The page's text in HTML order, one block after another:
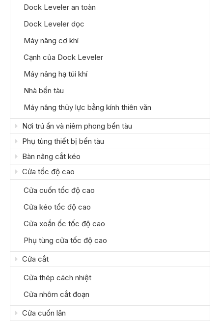
Dock Leveler an toàn
Dock Leveler dọc
Máy nâng cơ khí
Cạnh của Dock Leveler
Máy nâng hạ túi khí
Nhà bến tàu
Máy nâng thủy lực bằng kính thiên văn
Nơi trú ẩn và niêm phong bến tàu
Phụ tùng thiết bị bến tàu
Bàn nâng cắt kéo
Cửa tốc độ cao
Cửa cuốn tốc độ cao
Cửa kéo tốc độ cao
Cửa xoắn ốc tốc độ cao
Phụ tùng cửa tốc độ cao
Cửa cắt
Cửa thép cách nhiệt
Cửa nhôm cắt đoạn
Cửa cuốn lăn